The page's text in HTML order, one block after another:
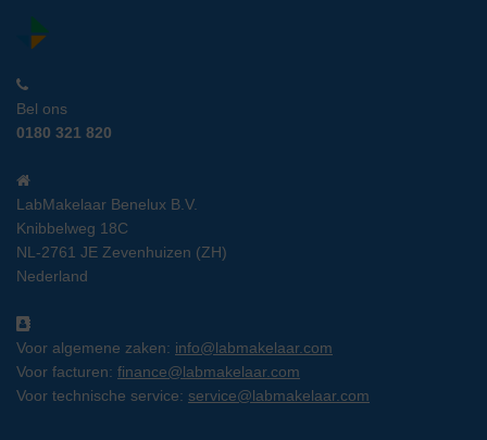
Bel ons
0180 321 820
LabMakelaar Benelux B.V.
Knibbelweg 18C
NL-2761 JE Zevenhuizen (ZH)
Nederland
Voor algemene zaken: info@labmakelaar.com
Voor facturen: finance@labmakelaar.com
Voor technische service: service@labmakelaar.com